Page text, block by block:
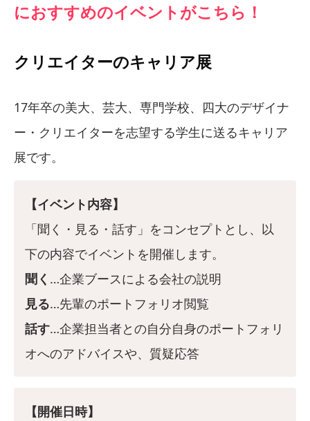
におすすめのイベントがこちら！
クリエイターのキャリア展
17年卒の美大、芸大、専門学校、四大のデザイナ
ー・クリエイターを志望する学生に送るキャリア
展です。
【イベント内容】
「聞く・見る・話す」をコンセプトとし、以
下の内容でイベントを開催します。
聞く …企業ブースによる会社の説明
見る…先輩のポートフォリオ閲覧
話す…企業担当者との自分自身のポートフォリ
オへのアドバイスや、質疑応答
【開催日時】